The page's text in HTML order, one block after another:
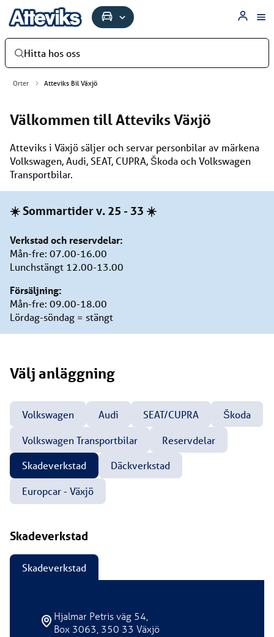
Hitta hos oss
Orter Atteviks Bil Växjö
Välkommen till Atteviks Växjö
Atteviks i Växjö säljer och servar personbilar av märkena
Volkswagen, Audi, SEAT, CUPRA, Škoda och Volkswagen
Transportbilar.
☀️ Sommartider v. 25 - 33 ☀️
Verkstad och reservdelar:
Mån-fre: 07.00-16.00
Lunchstängt 12.00-13.00
Försäljning:
Mån-fre: 09.00-18.00
Lördag-söndag = stängt
Välj anläggning
Volkswagen Audi SEAT/CUPRA
Škoda
Volkswagen Transportbilar
Reservdelar
Skadeverkstad
Däckverkstad
Europcar - Växjö
Skadeverkstad
Skadeverkstad
Hjalmar Petris väg 54,
Box 3063, 350 33 Växjö